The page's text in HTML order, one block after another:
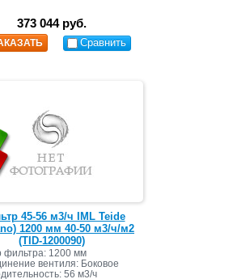
373 044 руб.
Сравнить
45-56 м3/ч IML Teide
1200 мм 40-50 м3/ч/м2
(TID-1200090)
фильтра: 1200 мм
вентиля: Боковое
56 м3/ч